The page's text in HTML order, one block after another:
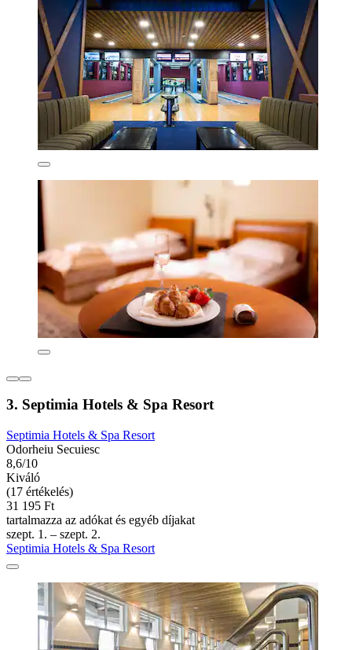
3. Septimia Hotels & Spa Resort
Septimia Hotels & Spa Resort
Odorheiu Secuiesc
8,6/10
Kiváló
(17 értékelés)
31 195 Ft
tartalmazza az adókat és egyéb díjakat
szept. 1. – szept. 2.
Septimia Hotels & Spa Resort